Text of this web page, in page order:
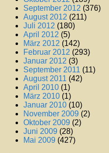
September 2012 (376)
August 2012 (211)
Juli 2012 (180)
April 2012 (5)
März 2012 (142)
Februar 2012 (293)
Januar 2012 (3)
September 2011 (11)
August 2011 (42)
April 2010 (1)
März 2010 (1)
Januar 2010 (10)
November 2009 (2)
Oktober 2009 (2)
Juni 2009 (28)
Mai 2009 (427)